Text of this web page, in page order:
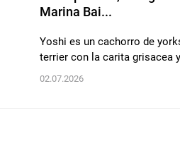
Marina Bai...
Yoshi es un cachorro de
terrier con la carita grisacea
02.07.2026